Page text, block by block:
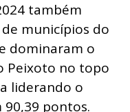
também
municípios do
dominaram o
Peixoto no topo
liderando o
90,39 pontos.